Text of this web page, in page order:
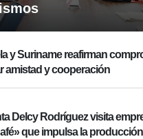
y Suriname reafirman
amistad y cooperación
Delcy Rodríguez visita
que impulsa la